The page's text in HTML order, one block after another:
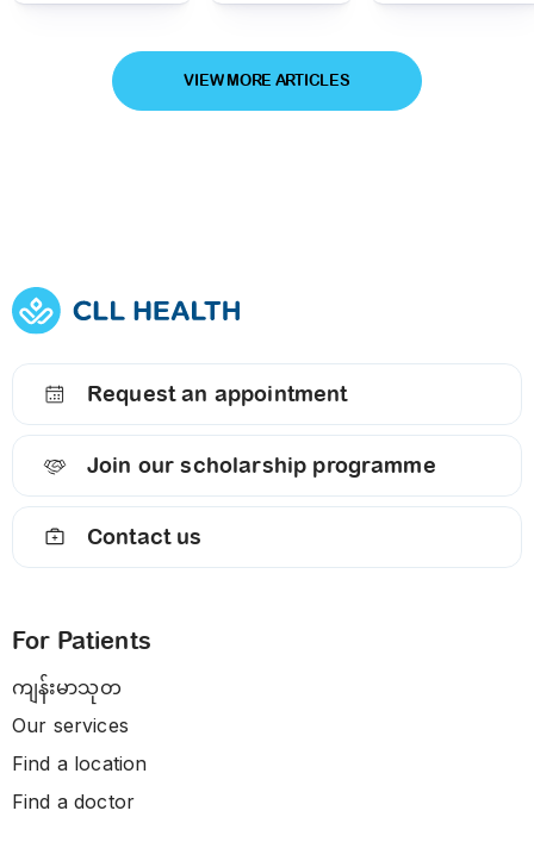
VIEW MORE ARTICLES
Request an appointment
Join our scholarship programme
Contact us
For Patients
ကျန်းမာသုတ
Our services
Find a location
Find a doctor